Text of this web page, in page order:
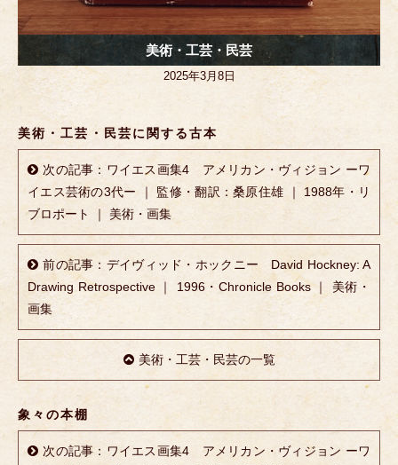
美術・工芸・民芸
2025年3月8日
美術・工芸・民芸に関する古本
次の記事：ワイエス画集4 アメリカン・ヴィジョン ーワ
イエス芸術の3代ー ｜ 監修・翻訳：桑原住雄 ｜ 1988年・リ
ブロポート ｜ 美術・画集
前の記事：デイヴィッド・ホックニー David Hockney: A
Drawing Retrospective ｜ 1996・Chronicle Books ｜ 美術・
画集
美術・工芸・民芸の一覧
象々の本棚
次の記事：ワイエス画集4 アメリカン・ヴィジョン ーワ